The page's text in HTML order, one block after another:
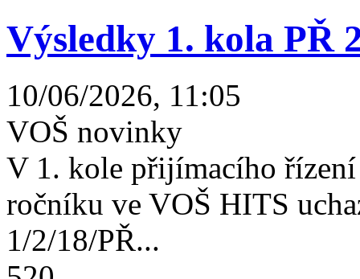
Výsledky 1. kola PŘ
10/06/2026, 11:05
VOŠ novinky
V 1. kole přijímacího
ročníku ve VOŠ HITS
1/2/18/PŘ...